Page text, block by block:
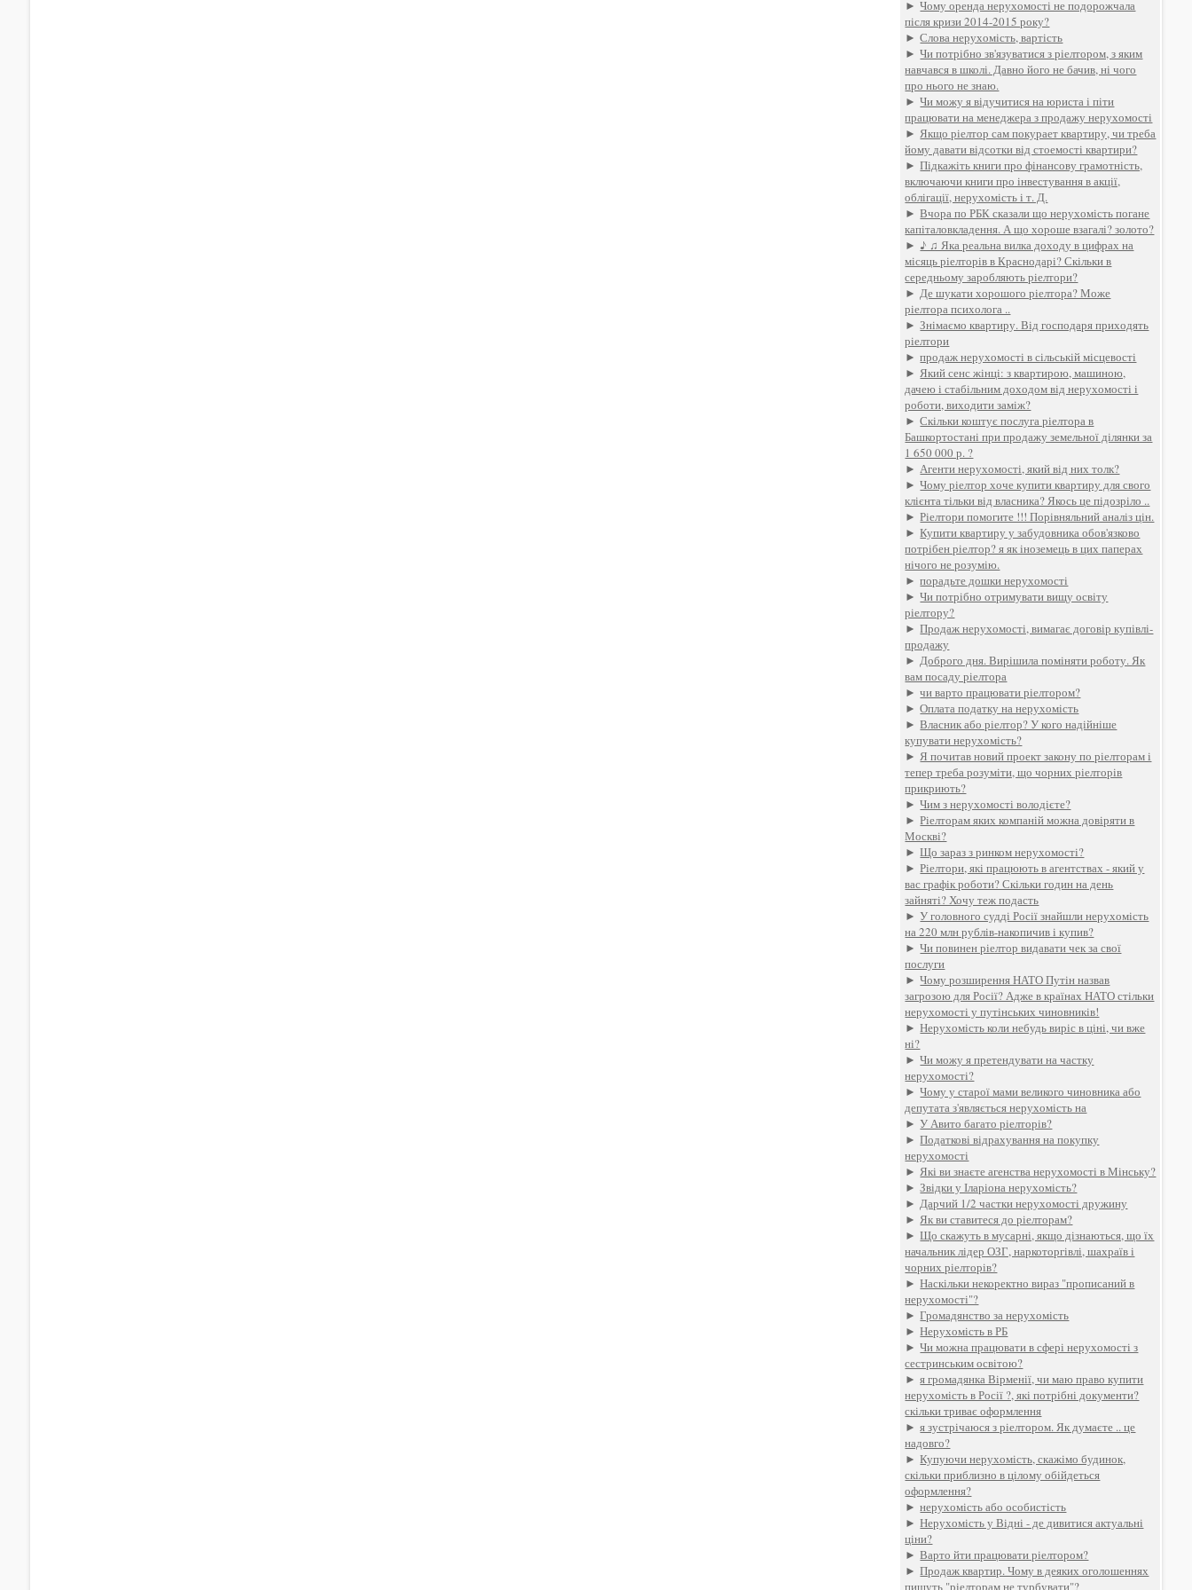
►Чому оренда нерухомості не подорожчала
після кризи 2014-2015 року?
►Слова нерухомість, вартість
►Чи потрібно зв'язуватися з ріелтором, з яким
навчався в школі. Давно його не бачив, ні чого
про нього не знаю.
►Чи можу я відучитися на юриста і піти
працювати на менеджера з продажу нерухомості
►Якщо ріелтор сам покурает квартиру, чи треба
йому давати відсотки від стоемості квартири?
►Підкажіть книги про фінансову грамотність,
включаючи книги про інвестування в акції,
облігації, нерухомість і т. Д.
►Вчора по РБК сказали що нерухомість погане
капіталовкладення. А що хороше взагалі? золото?
► ♪ ♫ Яка реальна вилка доходу в цифрах на
місяць ріелторів в Краснодарі? Скільки в
середньому заробляють ріелтори?
►Де шукати хорошого ріелтора? Може
ріелтора психолога ..
►Знімаємо квартиру. Від господаря приходять
ріелтори
►продаж нерухомості в сільській місцевості
►Який сенс жінці: з квартирою, машиною,
дачею і стабільним доходом від нерухомості і
роботи, виходити заміж?
►Скільки коштує послуга ріелтора в
Башкортостані при продажу земельної ділянки за
1 650 000 р. ?
►Агенти нерухомості, який від них толк?
►Чому ріелтор хоче купити квартиру для свого
клієнта тільки від власника? Якось це підозріло ..
►Ріелтори помогите !!! Порівняльний аналіз цін.
►Купити квартиру у забудовника обов'язково
потрібен ріелтор? я як іноземець в цих паперах
нічого не розумію.
►порадьте дошки нерухомості
►Чи потрібно отримувати вищу освіту
ріелтору?
►Продаж нерухомості, вимагає договір купівлі-
продажу
►Доброго дня. Вирішила поміняти роботу. Як
вам посаду ріелтора
►чи варто працювати ріелтором?
►Оплата податку на нерухомість
►Власник або ріелтор? У кого надійніше
купувати нерухомість?
►Я почитав новий проект закону по ріелторам і
тепер треба розуміти, що чорних ріелторів
прикриють?
►Чим з нерухомості володієте?
►Ріелторам яких компаній можна довіряти в
Москві?
►Що зараз з ринком нерухомості?
►Ріелтори, які працюють в агентствах - який у
вас графік роботи? Скільки годин на день
зайняті? Хочу теж подасть
►У головного судді Росії знайшли нерухомість
на 220 млн рублів-накопичив і купив?
►Чи повинен ріелтор видавати чек за свої
послуги
►Чому розширення НАТО Путін назвав
загрозою для Росії? Адже в країнах НАТО стільки
нерухомості у путінських чиновників!
►Нерухомість коли небудь виріс в ціні, чи вже
ні?
►Чи можу я претендувати на частку
нерухомості?
►Чому у старої мами великого чиновника або
депутата з'являється нерухомість на
►У Авито багато ріелторів?
►Податкові відрахування на покупку
нерухомості
►Які ви знаєте агенства нерухомості в Мінську?
►Звідки у Іларіона нерухомість?
►Дарчий 1/2 частки нерухомості дружину
►Як ви ставитеся до ріелторам?
►Що скажуть в мусарні, якщо дізнаються, що їх
начальник лідер ОЗГ, наркоторгівлі, шахраїв і
чорних ріелторів?
►Наскільки некоректно вираз "прописаний в
нерухомості"?
►Громадянство за нерухомість
►Нерухомість в РБ
►Чи можна працювати в сфері нерухомості з
сестринським освітою?
►я громадянка Вірменії, чи маю право купити
нерухомість в Росії ?, які потрібні документи?
скільки триває оформлення
►я зустрічаюся з ріелтором. Як думаєте .. це
надовго?
►Купуючи нерухомість, скажімо будинок,
скільки приблизно в цілому обійдеться
оформлення?
►нерухомість або особистість
►Нерухомість у Відні - де дивитися актуальні
ціни?
►Варто йти працювати ріелтором?
►Продаж квартир. Чому в деяких оголошеннях
пишуть "ріелторам не турбувати"?